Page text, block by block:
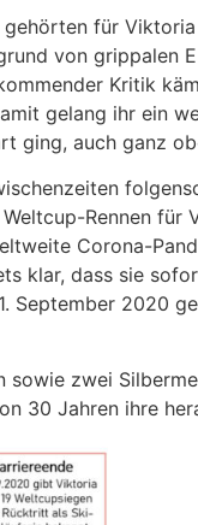
für
von grippalen
Kritik
gelang ihr ein
ging, auch ganz
Rennen
Corona-
klar, dass sie
September 2020
sowie zwei
30 Jahren ihre